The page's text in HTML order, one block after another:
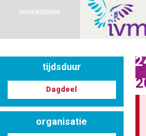
Nascholingen op locatie (agenda)
Nascholingen online (elearning)
Nascholingen op aanvraag (in-
ADVERTENTIE
tijdsduur
Dagdeel
organisatie